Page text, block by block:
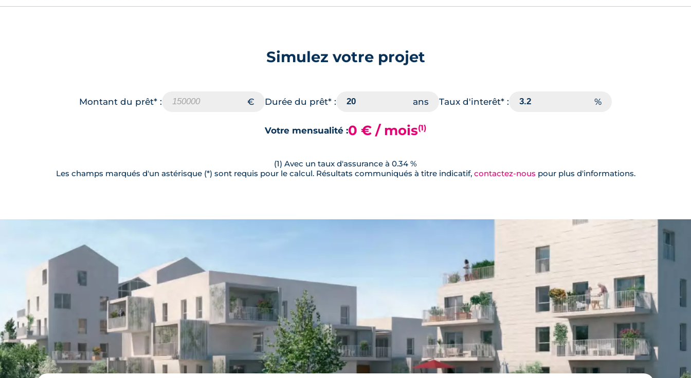
Simulez votre projet
Montant du prêt* : Durée du prêt* : Taux d'interêt* :
Votre mensualité :0 € / mois(1)
(1) Avec un taux d'assurance à 0.34 %
Les champs marqués d'un astérisque (*) sont requis pour le calcul. Résultats communiqués à titre indicatif, contactez-nous pour plus d'informations.